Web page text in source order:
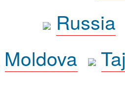
Russia
Moldova